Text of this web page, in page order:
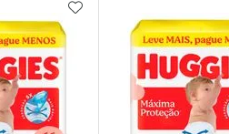
Laboratório
Por Menos
ADICIONAR AOS